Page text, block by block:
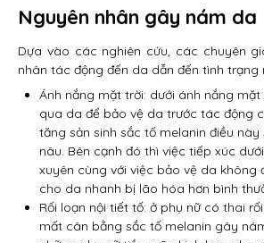
Nguyên nhân gây nám da
Dựa vào các nghiên cứu, các chuyên
nhân tác động đến da dẫn đến tình trạng
Ánh nắng mặt trời: dưới ánh nắng mặt
qua da để bảo vệ da trước tác động
tăng sản sinh sắc tố melanin điều
nâu. Bên cạnh đó thì việc tiếp xúc
xuyên cùng với việc bảo vệ da không
cho da nhanh bị lão hóa hơn bình
Rối loạn nội tiết tố: ở phụ nữ có thai
mất cân bằng sắc tố melanin gây